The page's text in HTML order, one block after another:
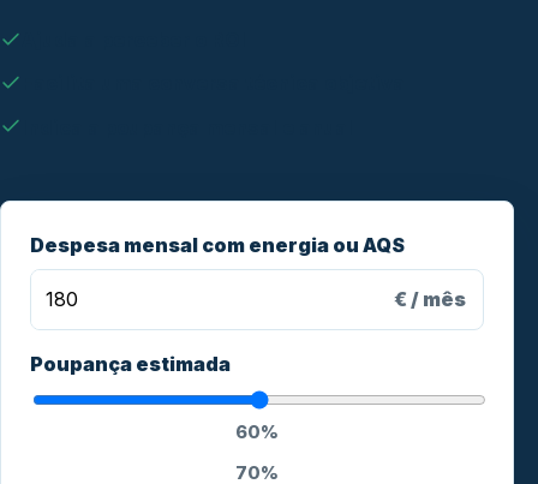
Despesa mensal com energia ou AQS
€ / mês
Poupança estimada
60%
70%